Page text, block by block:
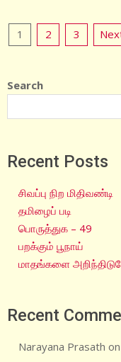
Posts
1 2 3
Search
Recent Posts
சிவப்பு நிற மிதிவண்டி
தமிழைப் படி
பொருத்துக – 49
பறக்கும் பூநாய்
மாதங்களை
Recent
Narayana Prasath